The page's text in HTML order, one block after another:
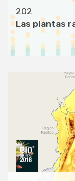
202
Las plantas